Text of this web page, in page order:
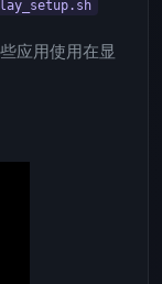
应用使用在显